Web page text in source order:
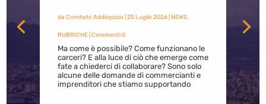
da Comitato Addiopizzo| 25 Luglio 2026| NEWS,
RUBRICHE| Commenti 0
Ma come è possibile? Come funzionano le
carceri? E alla luce di ciò che emerge come
fate a chiederci di collaborare? Sono solo
alcune delle domande di commercianti e
imprenditori che stiamo supportando